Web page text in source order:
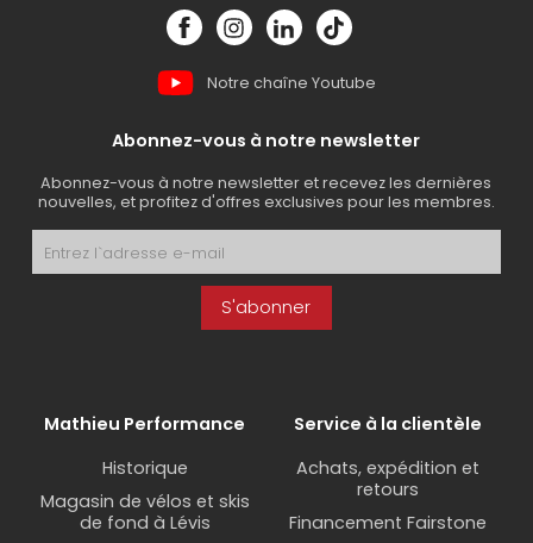
Notre chaîne Youtube
Abonnez-vous à notre newsletter
Abonnez-vous à notre newsletter et recevez les dernières
nouvelles, et profitez d'offres exclusives pour les membres.
S'abonner
Mathieu Performance
Historique
Magasin de vélos et skis
de fond à Lévis
Service à la clientèle
Achats, expédition et
retours
Financement Fairstone